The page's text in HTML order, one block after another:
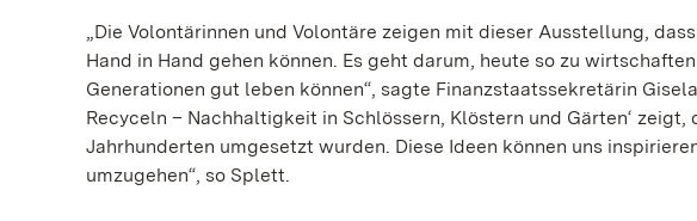
„Die Volontärinnen und Volontäre zeigen mit dieser Ausstellung,
Hand in Hand gehen können. Es geht darum, heute so zu
Generationen gut leben können“, sagte Finanzstaatssekretärin
Recyceln – Nachhaltigkeit in Schlössern, Klöstern und Gärten‘
Jahrhunderten umgesetzt wurden. Diese Ideen können uns
umzugehen“, so Splett.